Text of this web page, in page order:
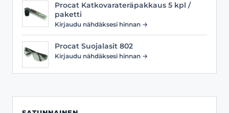
Procat Katkovarateräpakkaus 5 kpl /
paketti
Kirjaudu nähdäksesi hinnan →
Procat Suojalasit 802
Kirjaudu nähdäksesi hinnan →